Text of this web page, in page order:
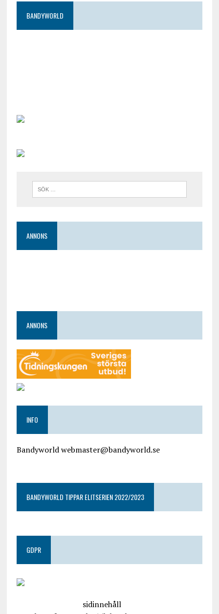
BANDYWORLD
ANNONS
ANNONS
INFO
Bandyworld webmaster@bandyworld.se
BANDYWORLD TIPPAR ELITSERIEN 2022/2023
GDPR
sidinnehåll